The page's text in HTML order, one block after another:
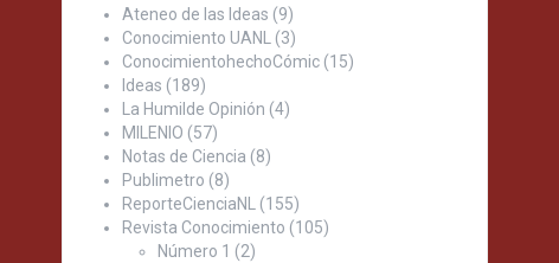
Ateneo de las Ideas (9)
Conocimiento UANL (3)
ConocimientohechoCómic(15)
Ideas (189)
La Humilde Opinión (4)
MILENIO (57)
Notas de Ciencia (8)
Publimetro (8)
ReporteCienciaNL (155)
Revista Conocimiento (105)
Número 1 (2)